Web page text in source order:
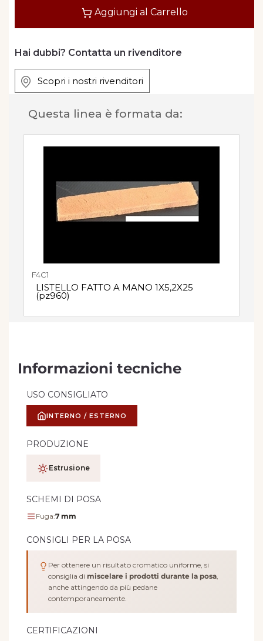
Aggiungi al Carrello
Hai dubbi? Contatta un rivenditore
Scopri i nostri rivenditori
Questa linea è formata da:
F4C1
LISTELLO FATTO A MANO 1X5,2X25
(pz960)
Informazioni tecniche
USO CONSIGLIATO
INTERNO / ESTERNO
PRODUZIONE
Estrusione
SCHEMI DI POSA
Fuga:7 mm
CONSIGLI PER LA POSA
Per ottenere un risultato cromatico uniforme, si
consiglia di miscelare i prodotti durante la posa
anche attingendo da più pedane
contemporaneamente.
CERTIFICAZIONI